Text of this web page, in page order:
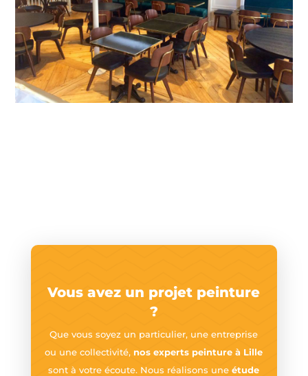
Vous avez un projet peinture
?
Que vous soyez un particulier, une entreprise
ou une collectivité, nos experts peinture à Lille
sont à votre écoute. Nous réalisons uneétude